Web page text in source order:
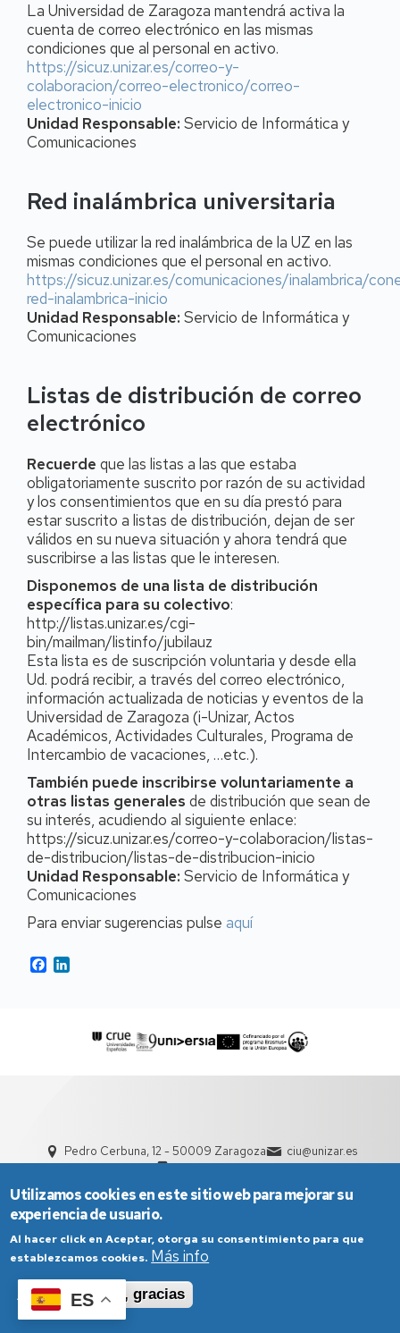
ES
La Universidad de Zaragoza mantendrá activa la
cuenta de correo electrónico en las mismas
condiciones que al personal en activo.
https://sicuz.unizar.es/correo-y-
colaboracion/correo-electronico/correo-
electronico-inicio
Unidad Responsable: Servicio de Informática y
Comunicaciones
Red inalámbrica universitaria
Se puede utilizar la red inalámbrica de la UZ en las
mismas condiciones que el personal en activo.
https://sicuz.unizar.es/comunicaciones/inalambrica/
red-inalambrica-inicio
Unidad Responsable: Servicio de Informática y
Comunicaciones
Listas de distribución de correo
electrónico
Recuerde que las listas a las que estaba
obligatoriamente suscrito por razón de su actividad
y los consentimientos que en su día prestó para
estar suscrito a listas de distribución, dejan de ser
válidos en su nueva situación y ahora tendrá que
suscribirse a las listas que le interesen.
Disponemos de una lista de distribución
específica para su colectivo:
http://listas.unizar.es/cgi-
bin/mailman/listinfo/jubilauz
Esta lista es de suscripción voluntaria y desde ella
Ud. podrá recibir, a través del correo electrónico,
información actualizada de noticias y eventos de la
Universidad de Zaragoza (i-Unizar, Actos
Académicos, Actividades Culturales, Programa de
Intercambio de vacaciones, …etc.).
También puede inscribirse voluntariamente a
otras listas generales de distribución que sean de
su interés, acudiendo al siguiente enlace:
https://sicuz.unizar.es/correo-y-colaboracion/listas-
de-distribucion/listas-de-distribucion-inicio
Unidad Responsable: Servicio de Informática y
Comunicaciones
Para enviar sugerencias pulse aquí
Facebook
Pedro Cerbuna, 12 - 50009 Zaragoza
ciu@unizar.es
Aviso Legal
Condiciones generales de uso
Política de Privacidad
Utilizamos cookies en este sitio web para mejorar su
experiencia de usuario.
Al hacer click en Aceptar, otorga su consentimiento para que
establezcamos cookies. Más info
Aceptar
No, gracias